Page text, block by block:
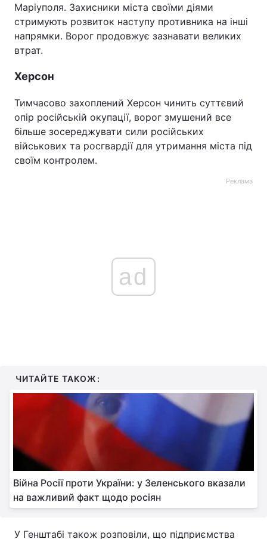
Маріуполя. Захисники міста своїми діями
стримують розвиток наступу противника на інші
напрямки. Ворог продовжує зазнавати великих
втрат.
Херсон
Тимчасово захоплений Херсон чинить суттєвий
опір російській окупації, ворог змушений все
більше зосереджувати сили російських
військових та росгвардії для утримання міста під
своїм контролем.
Реклама
ad
ЧИТАЙТЕ ТАКОЖ:
Війна Росії проти України: у Зеленського вказали
на важливий факт щодо росіян
У Генштабі також розповіли, що підприємства